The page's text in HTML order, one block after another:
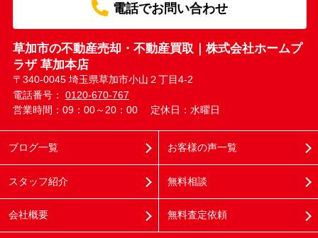
電話でお問い合わせ
草加市の不動産売却・不動産買取｜株式会社ホームプ
ラザ 草加本店
〒340-0045 埼玉県草加市小山２丁目4-2
電話番号： 0120-670-767
営業時間：09：00～20：00
定休日：水曜日
ブログ一覧
スタッフ紹介
会社概要
お客様の声一覧
無料相談
無料査定依頼